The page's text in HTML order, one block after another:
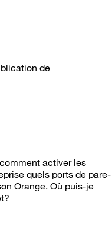
de
activer les
quels ports de pare-
Orange. Où puis-je